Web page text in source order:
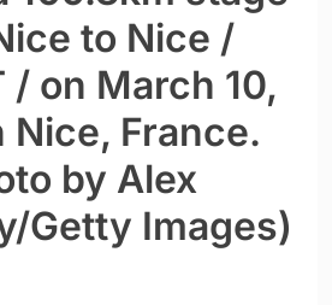
to Nice /
/ on March 10,
Nice, France.
by Alex
Getty Images)